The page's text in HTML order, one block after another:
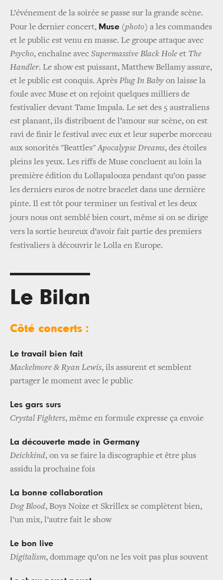
L’événement de la soirée se passe sur la grande scène.
Pour le dernier concert, Muse (photo) a les commandes
et le public est venu en masse. Le groupe attaque avec
Psycho, enchaîne avec Supermassive Black Hole et The
Handler. Le show est puissant, Matthew Bellamy assure,
et le public est conquis. Après Plug In Baby on laisse la
foule avec Muse et on rejoint quelques milliers de
festivalier devant Tame Impala. Le set des 5 australiens
est planant, ils distribuent de l’amour sur scène, on est
ravi de finir le festival avec eux et leur superbe morceau
aux sonorités "Beattles"Apocalypse Dreams, des étoiles
pleins les yeux. Les riffs de Muse concluent au loin la
première édition du Lollapalooza pendant qu’on passe
les derniers euros de notre bracelet dans une dernière
pinte. Il est tôt pour terminer un festival et les deux
jours nous ont semblé bien court, même si on se dirige
vers la sortie heureux d’avoir fait partie des premiers
festivaliers à découvrir le Lolla en Europe.
Le Bilan
Côté concerts :
Le travail bien fait
Mackelmore & Ryan Lewis, ils assurent et semblent
partager le moment avec le public
Les gars surs
Crystal Fighters, même en formule expresse ça envoie
La découverte made in Germany
Deichkind, on va se faire la discographie et être plus
assidu la prochaine fois
La bonne collaboration
Dog Blood, Boys Noize et Skrillex se complètent bien,
l’un mix, l’autre fait le show
Le bon live
Digitalism, dommage qu’on ne les voit pas plus souvent